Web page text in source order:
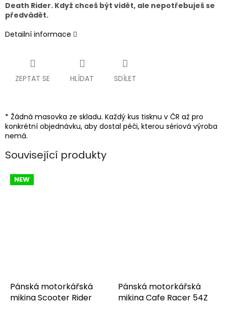
Death Rider. Když chceš být vidět, ale nepotřebuješ se
předvádět.
Detailní informace
ZEPTAT SE HLÍDAT SDÍLET
* Žádná masovka ze skladu. Každý kus tisknu v ČR až pro
konkrétní objednávku, aby dostal péči, kterou sériová výroba
nemá.
Související produkty
NEW
Pánská motorkářská
mikina Scooter Rider
Pánská motorkářská
mikina Cafe Racer 54Z